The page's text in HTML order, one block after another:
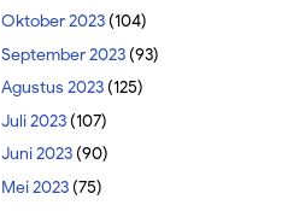
Oktober 2023(104)
September 2023(93)
Agustus 2023(125)
Juli 2023(107)
Juni 2023(90)
Mei 2023(75)